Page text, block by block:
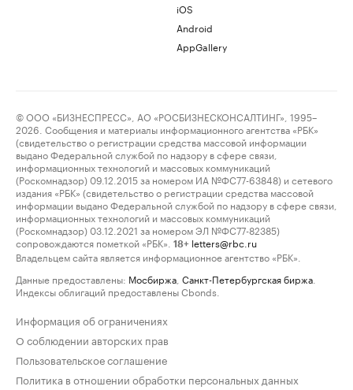
iOS
Android
AppGallery
© ООО «БИЗНЕСПРЕСС», АО «РОСБИЗНЕСКОНСАЛТИНГ», 1995–
2026. Сообщения и материалы информационного агентства «РБК»
(свидетельство о регистрации средства массовой информации
выдано Федеральной службой по надзору в сфере связи,
информационных технологий и массовых коммуникаций
(Роскомнадзор) 09.12.2015 за номером ИА №ФС77-63848) и сетевого
издания «РБК» (свидетельство о регистрации средства массовой
информации выдано Федеральной службой по надзору в сфере связи,
информационных технологий и массовых коммуникаций
(Роскомнадзор) 03.12.2021 за номером ЭЛ №ФС77-82385)
сопровождаются пометкой «РБК».
18+ letters@rbc.ru
Владельцем сайта является информационное агентство «РБК».
Данные предоставлены: Мосбиржа Санкт-Петербургская биржа
Индексы облигаций предоставлены Cbonds.
Информация об ограничениях
О соблюдении авторских прав
Пользовательское соглашение
Политика в отношении обработки персональных данных